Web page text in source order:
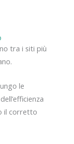
tra i siti più
le
il corretto